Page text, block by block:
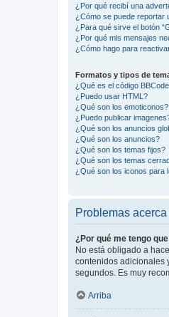
¿Por qué recibí una
¿Cómo se puede reportar
¿Para qué sirve el botón
¿Por qué mis mensajes
¿Cómo hago para
Formatos y tipos de
¿Qué es el código
¿Puedo usar HTML?
¿Qué son los emoticonos?
¿Puedo publicar
¿Qué son los anuncios
¿Qué son los anuncios?
¿Qué son los temas fijos?
¿Qué son los temas
¿Qué son los iconos para
Problemas
¿Por qué me tengo
No está obligado a
contenidos adicionales
segundos. Es muy
Arriba